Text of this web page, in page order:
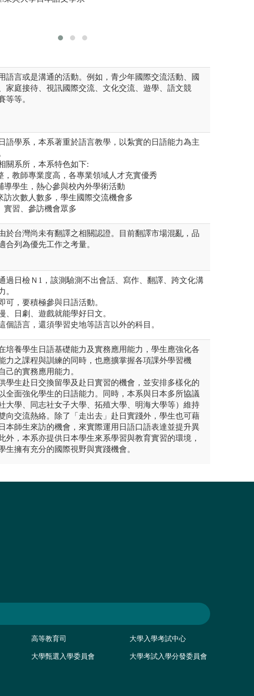
語言或是溝通的活動。例如，青少年國際交流活動、國
家庭接待、視訊國際交流、文化交流、遊學、語文競
等等。
語學系，本系著重於語言教學，以紮實的日語能力為主
關系所，本系特色如下:
，教師專業度高，各專業領域人才充實優秀
導學生，熱心參與校內外學術活動
訪次數人數多，學生國際交流機會多
實習、參訪機會眾多
於台灣尚未有翻譯之相關認證。目前翻譯市場混亂，品
合列為優先工作之考量。
過日檢Ｎ1，該測驗測不出會話、寫作、翻譯、跨文化溝
。
可，要積極參與日語活動。
、日劇、遊戲就能學好日文。
個語言，還須學習史地等語言以外的科目。
培養學生日語基礎能力及實務應用能力，學生應強化各
力之課程與訓練的同時，也應擴掌握各項課外學習機
己的實務應用能力。
學生赴日交換留學及赴日實習的機會，並安排多樣化的
全面強化學生的日語能力。同時，本系與日本多所協議
大學、同志社女子大學、拓殖大學、明海大學等）維持
向交流熱絡。除了「走出去」赴日實踐外，學生也可藉
本師生來訪的機會，來實際運用日語口語表達並提升異
外，本系亦提供日本學生來系學習與教育實習的環境，
生擁有充分的國際視野與實踐機會。
高等教育司 大學入學考試中心
大學甄選入學委員會 大學考試入學分發委員會